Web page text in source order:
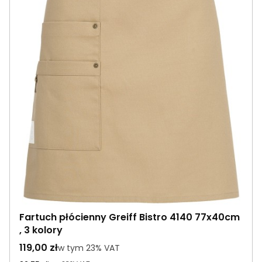
Fartuch płócienny Greiff Bistro 4140 77x40cm
, 3 kolory
Cena brutto
119,00 złw tym %s VAT
w tym 23% VAT